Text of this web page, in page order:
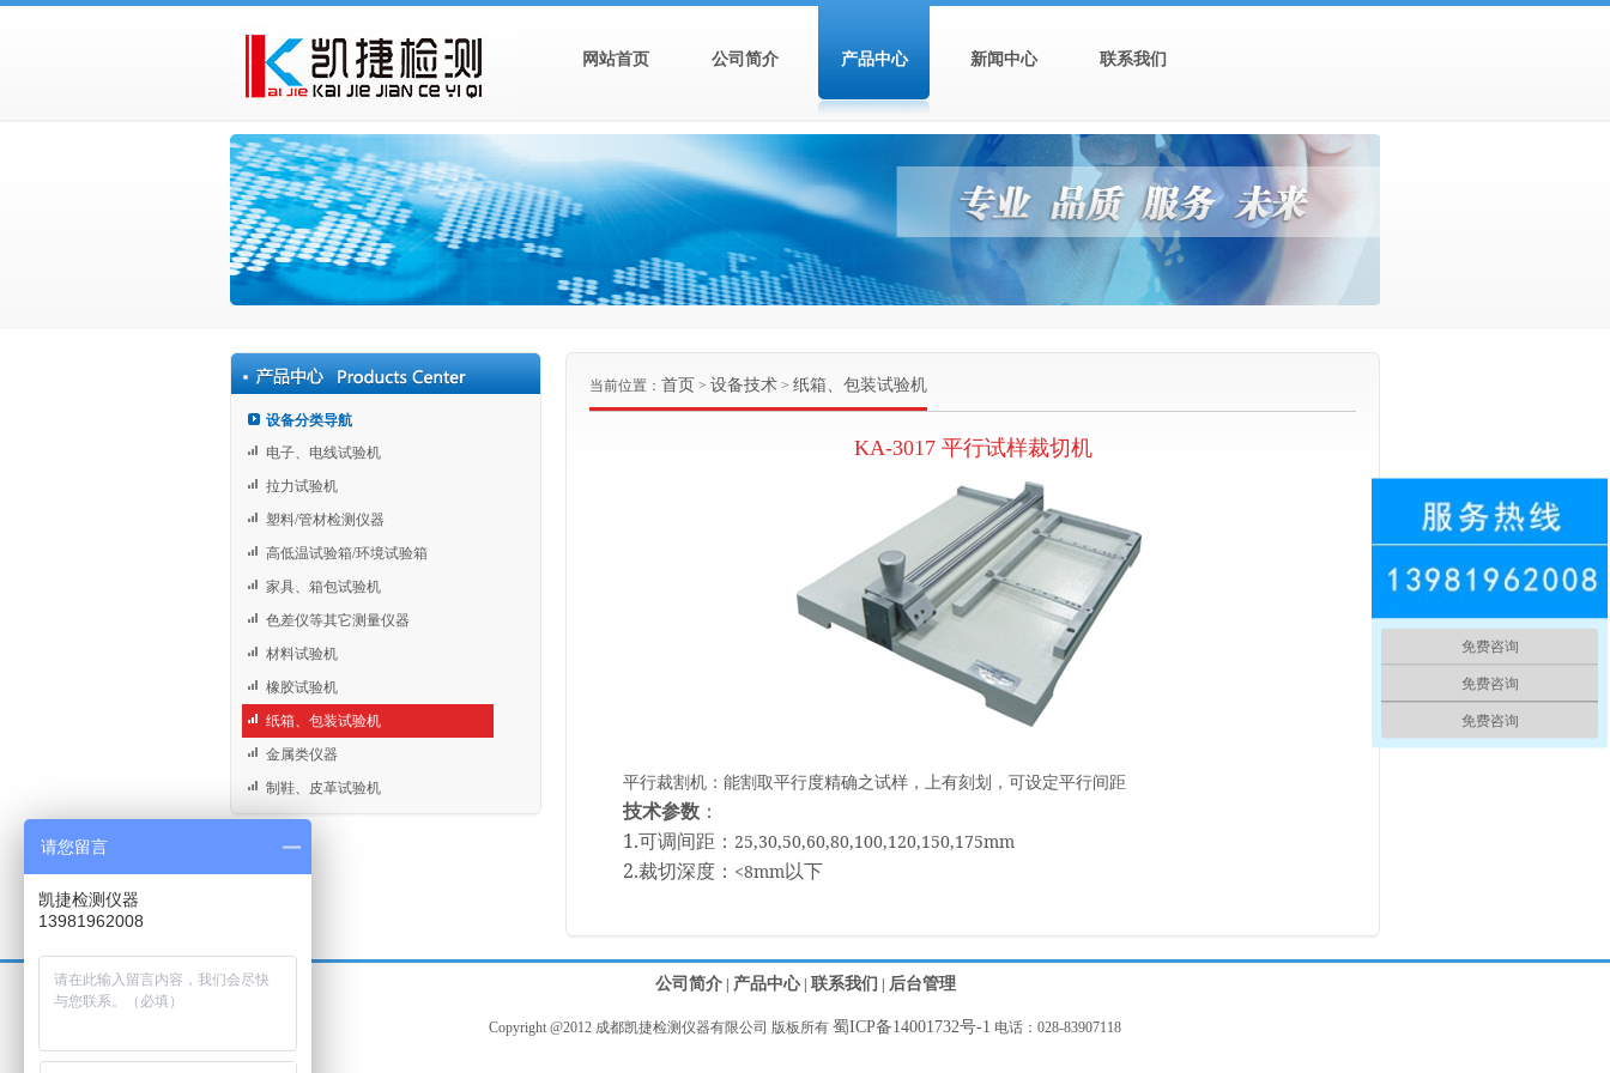
网站首页 公司简介 产品中心 新闻中心 联系我们
设备分类导航
电子、电线试验机
拉力试验机
塑料/管材检测仪器
高低温试验箱/环境试验箱
家具、箱包试验机
色差仪等其它测量仪器
材料试验机
橡胶试验机
纸箱、包装试验机
金属类仪器
制鞋、皮革试验机
当前位置： 首页 > 设备技术 > 纸箱、包装试验机
KA-3017 平行试样裁切机
平行裁割机：能割取平行度精确之试样，上有刻划，可设定平行间距
技术参数 ：
1.可调间距： 25,30,50,60,80,100,120,150,175mm
2.裁切深度： <8mm以下
公司简介| 产品中心| 联系我们 后台管理
Copyright @2012 成都凯捷检测仪器有限公司 版板所有 蜀ICP备14001732号-1 电话：028-83907118
免费咨询
免费咨询
免费咨询
请您留言
凯捷检测仪器
13981962008